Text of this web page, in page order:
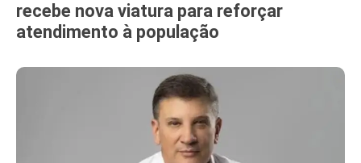
recebe nova viatura para reforçar
atendimento à população